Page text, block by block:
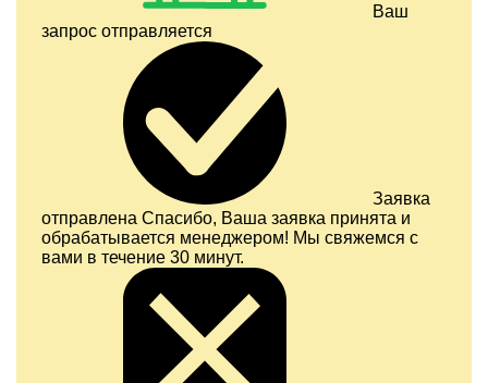
Ваш
запрос отправляется
Заявка
отправлена Спасибо, Ваша заявка принята и
обрабатывается менеджером! Мы свяжемся с
вами в течение 30 минут.